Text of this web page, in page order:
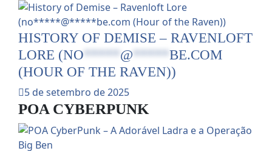
HISTORY OF DEMISE – RAVENLOFT
LORE (NO*****@*****BE.COM
(HOUR OF THE RAVEN))
5 de setembro de 2025
POA CYBERPUNK